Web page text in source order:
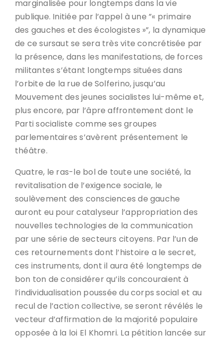
marginalisée pour longtemps dans la vie
publique. Initiée par l’appel à une ”« primaire
des gauches et des écologistes »”, la dynamique
de ce sursaut se sera très vite concrétisée par
la présence, dans les manifestations, de forces
militantes s’étant longtemps situées dans
l’orbite de la rue de Solferino, jusqu’au
Mouvement des jeunes socialistes lui-même et,
plus encore, par l’âpre affrontement dont le
Parti socialiste comme ses groupes
parlementaires s’avèrent présentement le
théâtre.
Quatre, le ras-le bol de toute une société, la
revitalisation de l’exigence sociale, le
soulèvement des consciences de gauche
auront eu pour catalyseur l’appropriation des
nouvelles technologies de la communication
par une série de secteurs citoyens. Par l’un de
ces retournements dont l’histoire a le secret,
ces instruments, dont il aura été longtemps de
bon ton de considérer qu’ils concouraient à
l’individualisation poussée du corps social et au
recul de l’action collective, se seront révélés le
vecteur d’affirmation de la majorité populaire
opposée à la loi El Khomri. La pétition lancée sur